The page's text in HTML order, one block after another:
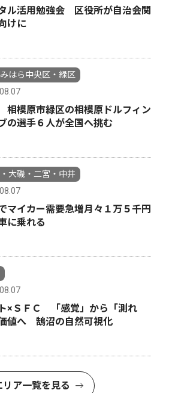
ル活用勉強会 区役所が自治会関
けに
はら中央区・緑区
模原市緑区の相模原ドルフィン
の選手６人が全国へ挑む
大磯・二宮・中井
マイカー需要急増月々１万５千円
に乗れる
×ＳＦＣ 「感覚」から「測れ
値へ 鵠沼の自然可視化
リア一覧を見る